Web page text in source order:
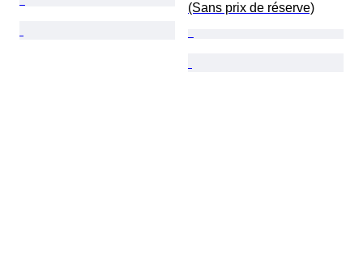
(Sans prix de réserve)